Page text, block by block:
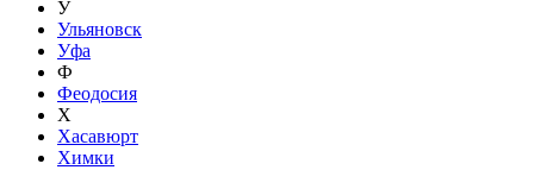
У
Ульяновск
Уфа
Ф
Феодосия
Х
Хасавюрт
Химки